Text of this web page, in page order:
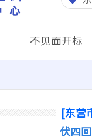
不见面开标
[东营
伏四